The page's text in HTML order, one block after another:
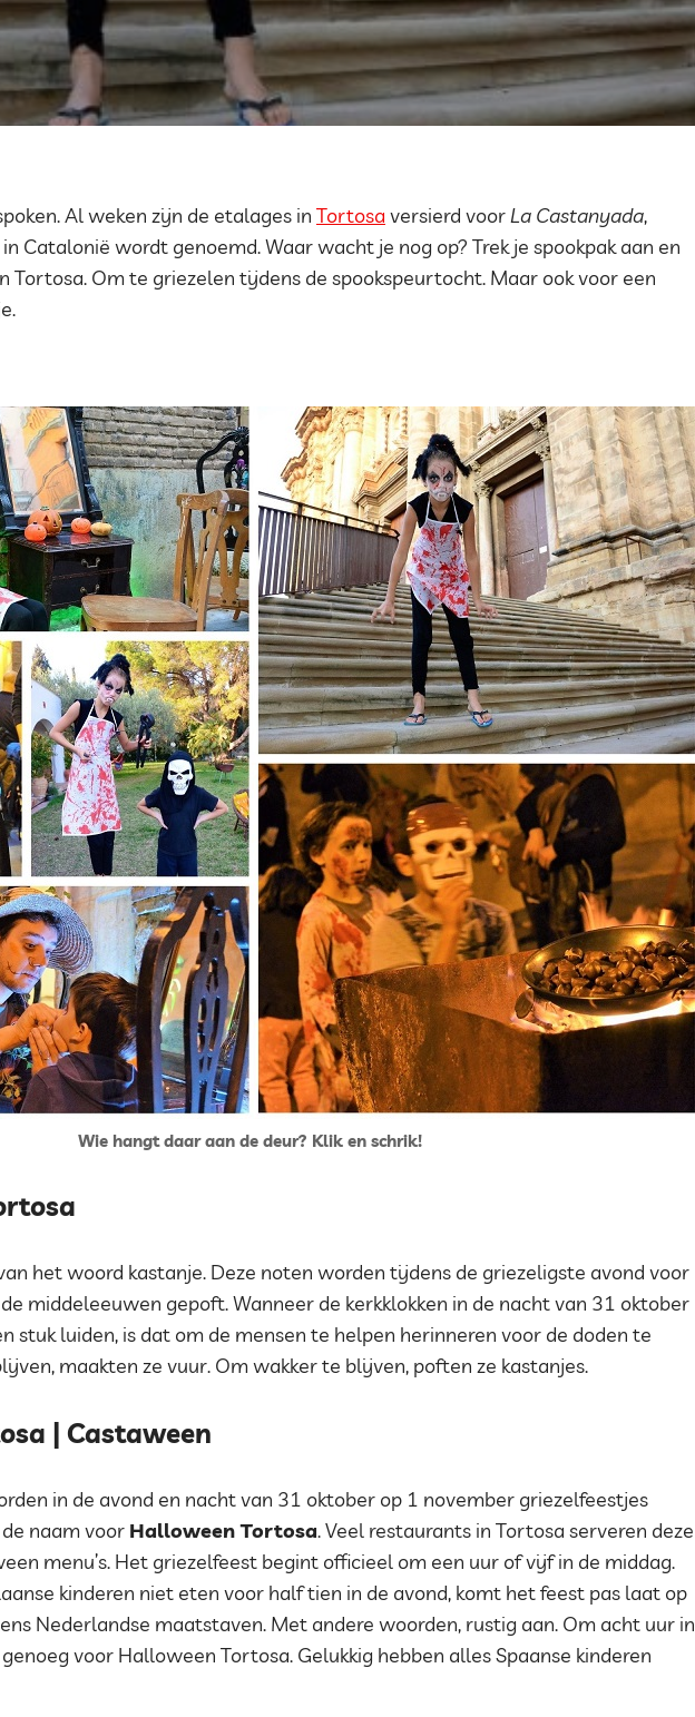
Al weken zijn de etalages in Tortosa versierd voorLa Castanyada,
Catalonië wordt genoemd. Waar wacht je nog op? Trek je spookpak aan en
Tortosa. Om te griezelen tijdens de spookspeurtocht. Maar ook voor een
Wie hangt daar aan de deur? Klik en schrik!
het woord kastanje. Deze noten worden tijdens de griezeligste avond voor
middeleeuwen gepoft. Wanneer de kerkklokken in de nacht van 31 oktober
stuk luiden, is dat om de mensen te helpen herinneren voor de doden te
maakten ze vuur. Om wakker te blijven, poften ze kastanjes.
| Castaween
in de avond en nacht van 31 oktober op 1 november griezelfeestjes
naam voor Halloween Tortosa. Veel restaurants in Tortosa serveren deze
menu’s. Het griezelfeest begint officieel om een uur of vijf in de middag.
kinderen niet eten voor half tien in de avond, komt het feest pas laat op
Nederlandse maatstaven. Met andere woorden, rustig aan. Om acht uur in
voor Halloween Tortosa. Gelukkig hebben alles Spaanse kinderen